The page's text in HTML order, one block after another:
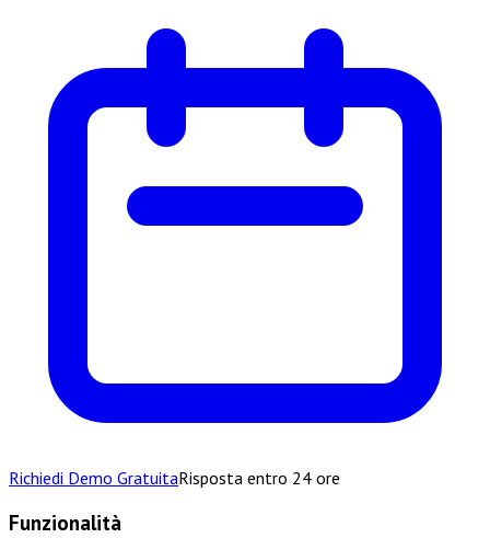
Richiedi Demo GratuitaRisposta entro 24 ore
Funzionalità